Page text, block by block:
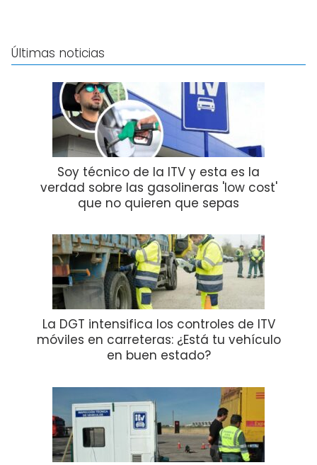
Últimas noticias
Soy técnico de la ITV y esta es la
verdad sobre las gasolineras 'low cost'
que no quieren que sepas
La DGT intensifica los controles de ITV
móviles en carreteras: ¿Está tu vehículo
en buen estado?